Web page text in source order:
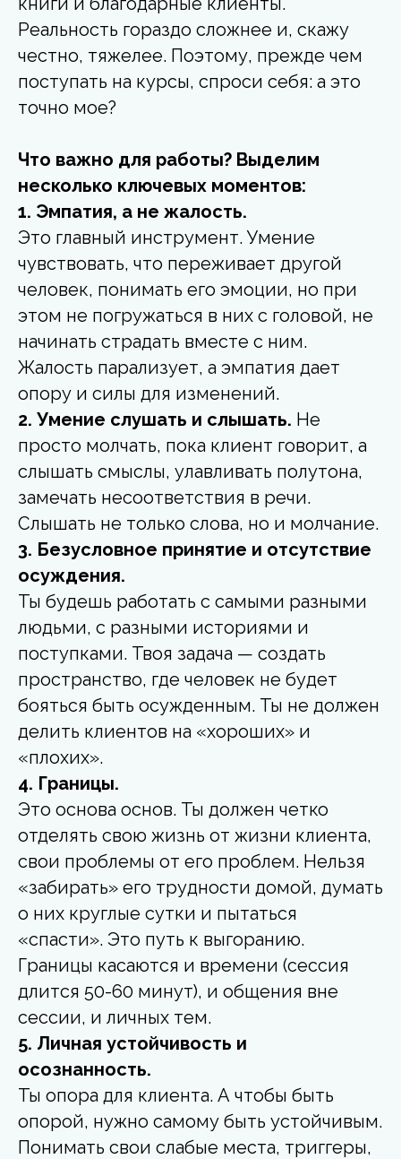
Реальность гораздо сложнее и, скажу
честно, тяжелее. Поэтому, прежде чем
поступать на курсы, спроси себя: а это
точно мое?
Что важно для работы? Выделим
несколько ключевых моментов:
1. Эмпатия, а не жалость.
Это главный инструмент. Умение
чувствовать, что переживает другой
человек, понимать его эмоции, но при
этом не погружаться в них с головой, не
начинать страдать вместе с ним.
Жалость парализует, а эмпатия дает
опору и силы для изменений.
2. Умение слушать и слышать. Не
просто молчать, пока клиент говорит, а
слышать смыслы, улавливать полутона,
замечать несоответствия в речи.
Слышать не только слова, но и молчание.
3. Безусловное принятие и отсутствие
осуждения.
Ты будешь работать с самыми разными
людьми, с разными историями и
поступками. Твоя задача — создать
пространство, где человек не будет
бояться быть осужденным. Ты не должен
делить клиентов на «хороших» и
«плохих».
4. Границы.
Это основа основ. Ты должен четко
отделять свою жизнь от жизни клиента,
свои проблемы от его проблем. Нельзя
«забирать» его трудности домой, думать
о них круглые сутки и пытаться
«спасти». Это путь к выгоранию.
Границы касаются и времени (сессия
длится 50-60 минут), и общения вне
сессии, и личных тем.
5. Личная устойчивость и
осознанность.
Ты опора для клиента. А чтобы быть
опорой, нужно самому быть устойчивым.
Понимать свои слабые места, триггеры,